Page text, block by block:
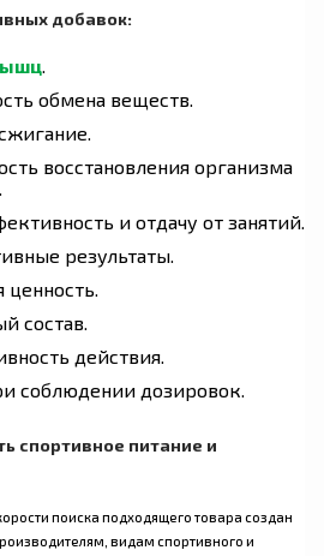
добавок:
.
обмена веществ.
восстановления организма
и отдачу от занятий.
результаты.
ценность.
состав.
действия.
соблюдении дозировок.
спортивное питание и
поиска подходящего товара создан
видам спортивного и